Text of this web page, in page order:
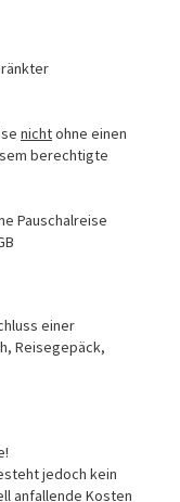
nichtohne einen
berechtigte
Pauschalreise
einer
Reisegepäck,
jedoch kein
anfallende Kosten